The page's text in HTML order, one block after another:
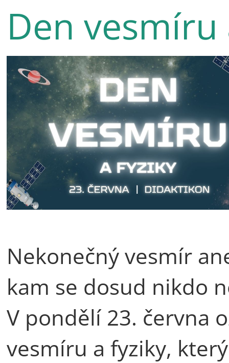
Den vesmíru
Nekonečný vesmír
kam se dosud nikdo
V pondělí 23. června
vesmíru a fyziky,